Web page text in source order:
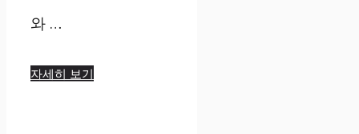
와 …
자세히 보기